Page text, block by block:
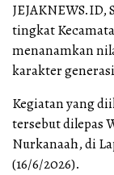
JEJAKNEWS.ID,
tingkat
menanamkan
karakter
Kegiatan yang
tersebut dilepas
Nurkanaah, di
(16/6/2026).